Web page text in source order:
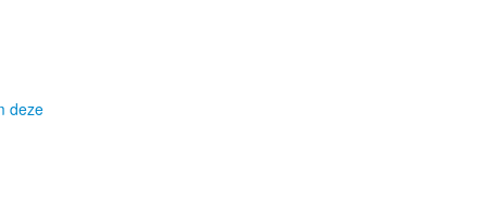
deze